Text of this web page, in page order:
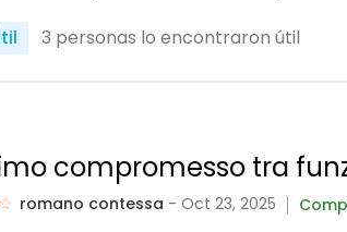
3 personas lo encontraron útil
compromesso tra
romano contessa - Oct 23, 2025